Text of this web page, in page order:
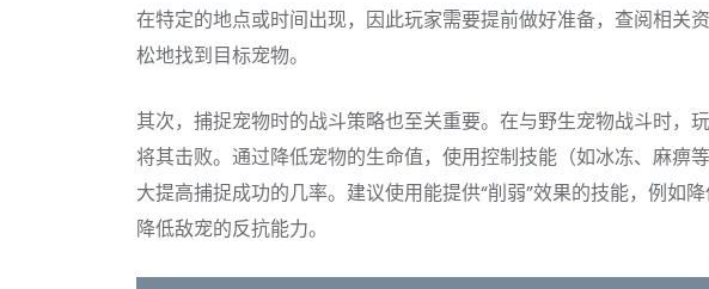
在特定的地点或时间出现，因此玩家需要提前做好准备，查阅相关
松地找到目标宠物。
其次，捕捉宠物时的战斗策略也至关重要。在与野生宠物战斗时，
将其击败。通过降低宠物的生命值，使用控制技能（如冰冻、麻痹
大提高捕捉成功的几率。建议使用能提供“削弱”效果的技能，例如
降低敌宠的反抗能力。